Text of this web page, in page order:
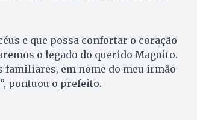
e que possa confortar o coração
o legado do querido Maguito.
familiares, em nome do meu irmão
pontuou o prefeito.